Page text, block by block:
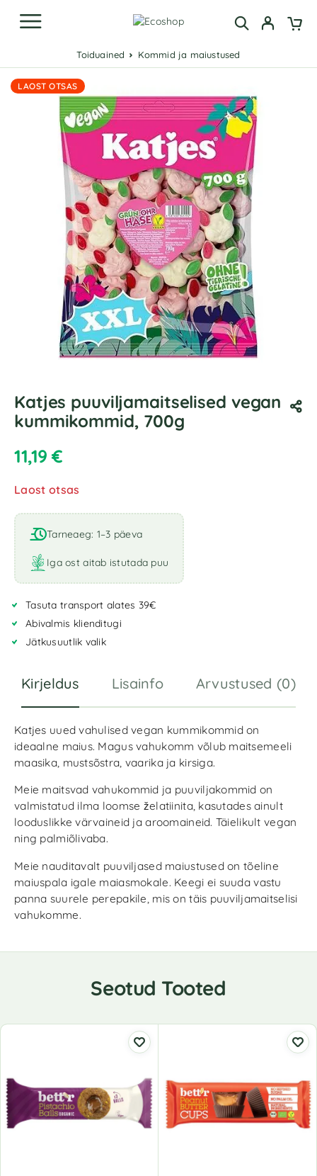
Toiduained Kommid ja maiustused
LAOST OTSAS
Katjes puuviljamaitselised vegan
kummikommid, 700g
11,19€
Laost otsas
Tarneaeg: 1–3 päeva
Iga ost aitab istutada puu
Tasuta transport alates 39€
Abivalmis klienditugi
Jätkusuutlik valik
Kirjeldus Lisainfo Arvustused (0)
Katjes uued vahulised vegan kummikommid on
ideaalne maius. Magus vahukomm võlub maitsemeeli
maasika, mustsõstra, vaarika ja kirsiga.
Meie maitsvad vahukommid ja puuviljakommid on
valmistatud ilma loomse želatiinita, kasutades ainult
looduslikke värvaineid ja aroomaineid. Täielikult vegan
ning palmiõlivaba.
Meie nauditavalt puuviljased maiustused on tõeline
maiuspala igale maiasmokale. Keegi ei suuda vastu
panna suurele perepakile, mis on täis puuviljamaitselisi
vahukomme.
Seotud Tooted